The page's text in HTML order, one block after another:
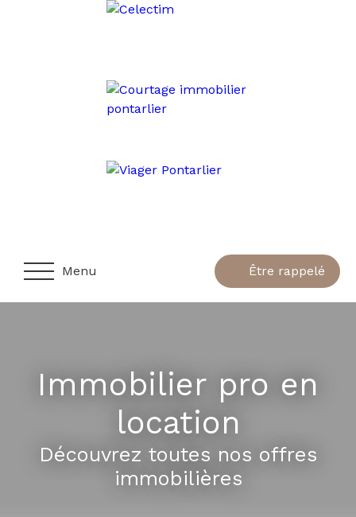
Menu Être rappelé
Immobilier pro en
location
Découvrez toutes nos offres
immobilières